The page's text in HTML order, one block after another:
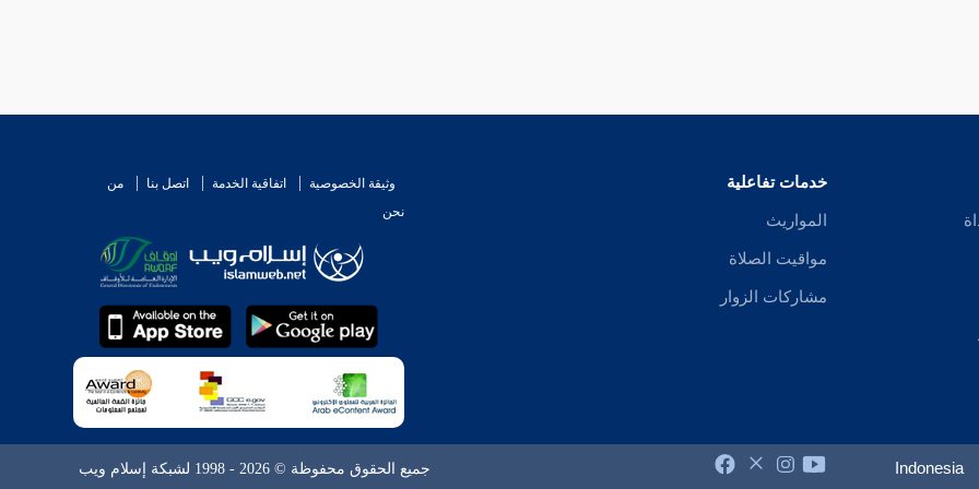
خدمات تفاعلية
المواريث
مواقيت الصلاة
مشاركات الزوار
وثيقة الخصوصية اتفاقية الخدمة اتصل بنا
من
نحن
Indonesia جميع الحقوق محفوظة © 2026 - 1998 لشبكة إسلام ويب